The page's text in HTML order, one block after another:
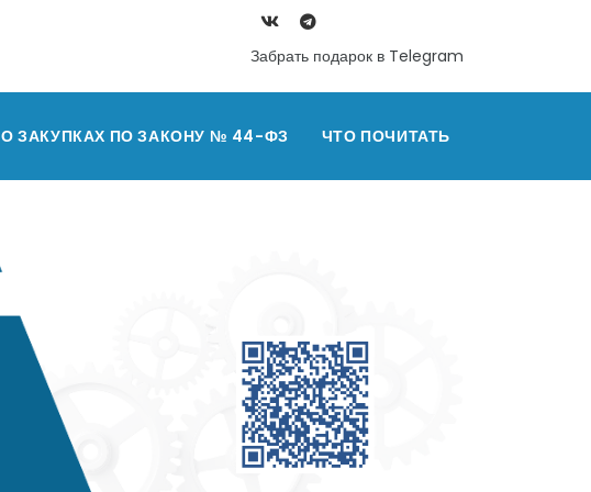
Забрать подарок в Telegram
О ЗАКУПКАХ ПО ЗАКОНУ № 44-ФЗ ЧТО ПОЧИТАТЬ